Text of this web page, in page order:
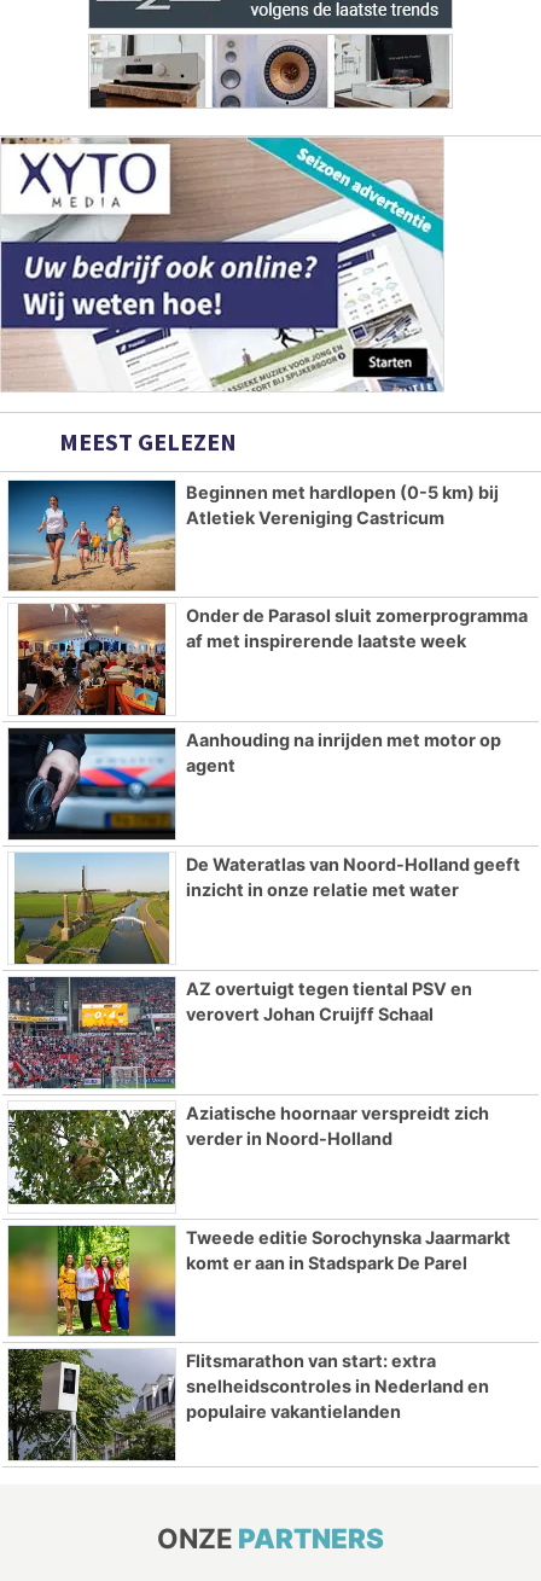
MEEST GELEZEN
Beginnen met hardlopen (0-5 km) bij
Atletiek Vereniging Castricum
Onder de Parasol sluit zomerprogramma
af met inspirerende laatste week
Aanhouding na inrijden met motor op
agent
De Wateratlas van Noord-Holland geeft
inzicht in onze relatie met water
AZ overtuigt tegen tiental PSV en
verovert Johan Cruijff Schaal
Aziatische hoornaar verspreidt zich
verder in Noord-Holland
Tweede editie Sorochynska Jaarmarkt
komt er aan in Stadspark De Parel
Flitsmarathon van start: extra
snelheidscontroles in Nederland en
populaire vakantielanden
ONZE PARTNERS